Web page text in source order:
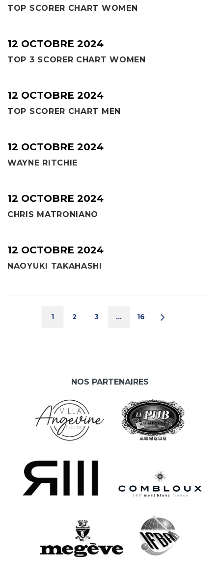
TOP SCORER CHART WOMEN
12 OCTOBRE 2024
TOP 3 SCORER CHART WOMEN
12 OCTOBRE 2024
TOP SCORER CHART MEN
12 OCTOBRE 2024
WAYNE RITCHIE
12 OCTOBRE 2024
CHRIS MATRONIANO
12 OCTOBRE 2024
NAOYUKI TAKAHASHI
1 2 3 … 16
NOS PARTENAIRES